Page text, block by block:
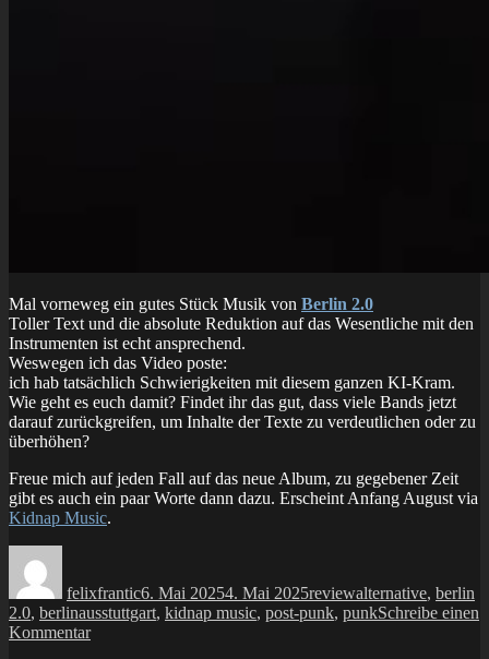
Mal vorneweg ein gutes Stück Musik von Berlin 2.0
Toller Text und die absolute Reduktion auf das Wesentliche mit den
Instrumenten ist echt ansprechend.
Weswegen ich das Video poste:
ich hab tatsächlich Schwierigkeiten mit diesem ganzen KI-Kram.
Wie geht es euch damit? Findet ihr das gut, dass viele Bands jetzt
darauf zurückgreifen, um Inhalte der Texte zu verdeutlichen oder zu
überhöhen?
Freue mich auf jeden Fall auf das neue Album, zu gegebener Zeit
gibt es auch ein paar Worte dann dazu. Erscheint Anfang August via
Kidnap Music.
felixfrantic6. Mai 20254. Mai 2025reviewalternative, berlin
2.0, berlinausstuttgart, kidnap music, post-punk, punkSchreibe einen
Kommentarzu